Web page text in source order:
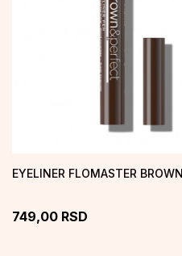
EYELINER FLOMASTER
749,00 RSD